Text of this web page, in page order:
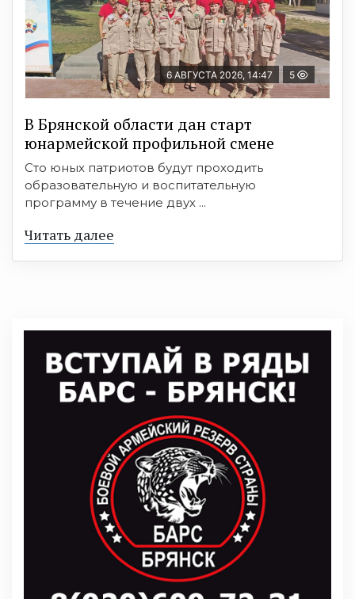
6 АВГУСТА 2026, 14:47 5
В Брянской области дан старт
юнармейской профильной смене
Сто юных патриотов будут проходить
образовательную и воспитательную
программу в течение двух ...
Читать далее